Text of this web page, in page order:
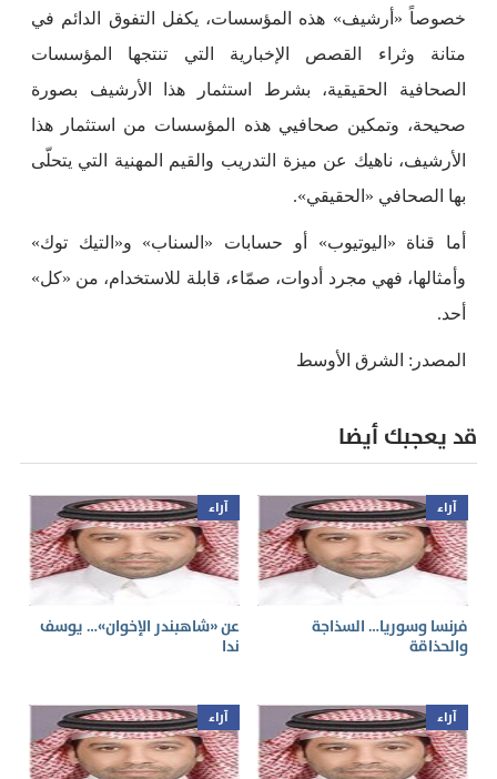
خصوصاً «أرشيف» هذه المؤسسات، يكفل التفوق الدائم في
متانة وثراء القصص الإخبارية التي تنتجها المؤسسات
الصحافية الحقيقية، بشرط استثمار هذا الأرشيف بصورة
صحيحة، وتمكين صحافيي هذه المؤسسات من استثمار هذا
الأرشيف، ناهيك عن ميزة التدريب والقيم المهنية التي يتحلّى
بها الصحافي «الحقيقي».
أما قناة «اليوتيوب» أو حسابات «السناب» و«التيك توك»
وأمثالها، فهي مجرد أدوات، صمّاء، قابلة للاستخدام، من «كل»
أحد.
المصدر: الشرق الأوسط
قد يعجبك أيضا
آراء
فرنسا وسوريا… السذاجة
والحذاقة
آراء
عن «شاهبندر الإخوان»… يوسف
ندا
آراء آراء